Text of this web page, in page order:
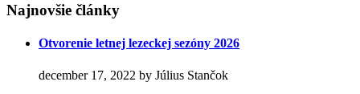
Najnovšie články
Otvorenie letnej lezeckej sezóny 2026
december 17, 2022 by Július Stančok